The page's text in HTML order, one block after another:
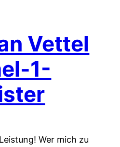
Vettel
1-
Wer mich zu